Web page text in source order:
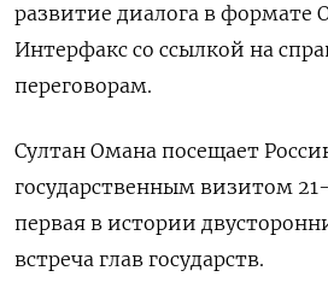
развитие диалога в формате
Интерфакс со ссылкой на
переговорам.
Султан Омана посещает
государственным визитом
первая в истории
встреча глав государств.